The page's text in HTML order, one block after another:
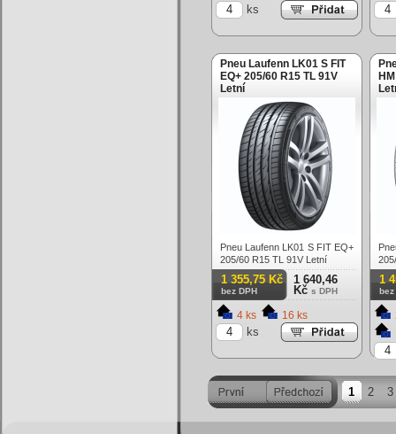
ks
Pneu Laufenn LK01 S FIT
EQ+ 205/60 R15 TL 91V
Letní
Pneu Laufenn LK01 S FIT EQ+
205/60 R15 TL 91V Letní
1 355,75 Kč
bez DPH
1 640,46
Kč s DPH
4 ks 16 ks
ks
1
bez
1 2 3